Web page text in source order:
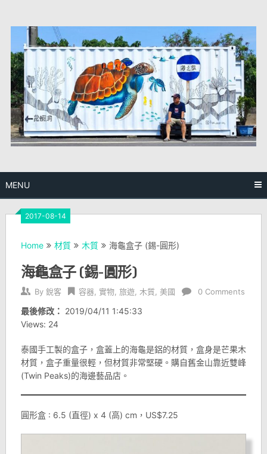
content
MENU
2017-08-14
Home 材質 木質 海龜盒子 (錫-圓形)
海龜盒子 (錫-圓形)
By 銳客 容器, 實物, 旅遊, 木質, 美國 0 Comments
最後修改： 2019/04/11 1:45:33
Views: 24
泰國手工製的盒子，盒蓋上的海龜是鋁的材質，盒身是芒果木
材質，盒子重量很輕，但材質非常堅硬。購自舊金山靠近雙峰
(Twin Peaks)的海邊藝品店。
圓形盒 : 6.5 (直徑) x 4 (高) cm，US$7.25